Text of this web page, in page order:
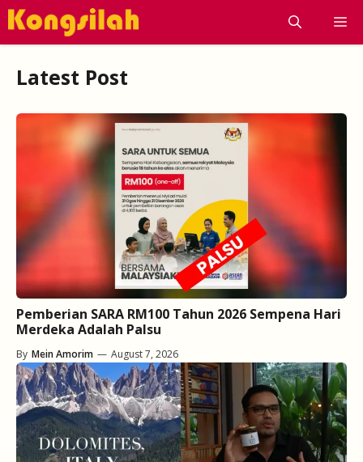
Skip
Latest Post
Pemberian SARA RM100 Tahun 2026 Sempena Hari
Merdeka Adalah Palsu
By Mein Amorim — August 7, 2026